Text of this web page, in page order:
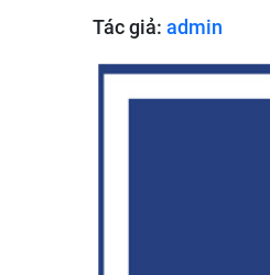
Tác giả: admin